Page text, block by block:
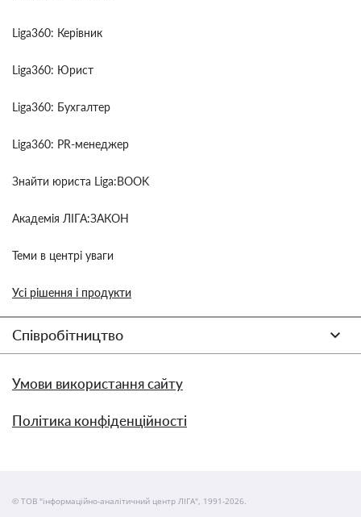
Liga360: Керівник
Liga360: Юрист
Liga360: Бухгалтер
Liga360: PR-менеджер
Знайти юриста Liga:BOOK
Академія ЛІГА:ЗАКОН
Теми в центрі уваги
Усі рішення і продукти
Співробітництво
Умови використання сайту
Політика конфіденційності
© ТОВ "інформаційно-аналітичний центр ЛІГА", 1991-2026.